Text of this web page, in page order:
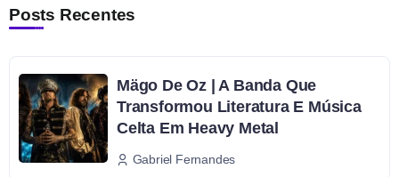
Posts Recentes
Mägo De Oz | A Banda Que
Transformou Literatura E Música
Celta Em Heavy Metal
Gabriel Fernandes